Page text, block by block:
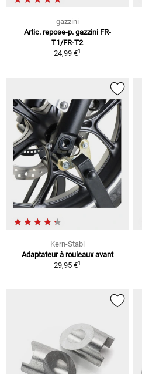
gazzini
Artic. repose-p. gazzini FR-
T1/FR-T2
24,99 €1
Kern-Stabi
Adaptateur à rouleaux avant
29,95 €1